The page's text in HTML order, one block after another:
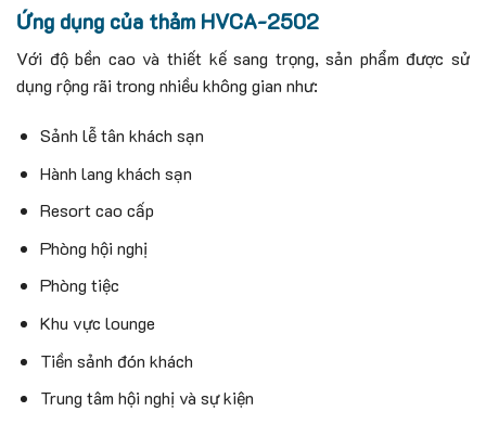
Ứng dụng của thảm HVCA-2502
Với độ bền cao và thiết kế sang trọng, sản phẩm được sử
dụng rộng rãi trong nhiều không gian như:
Sảnh lễ tân khách sạn
Hành lang khách sạn
Resort cao cấp
Phòng hội nghị
Phòng tiệc
Khu vực lounge
Tiền sảnh đón khách
Trung tâm hội nghị và sự kiện